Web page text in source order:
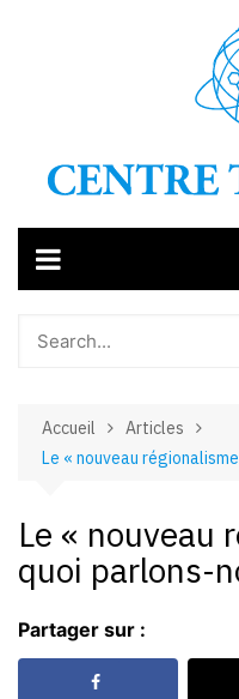
Accueil
Articles
Le « nouveau
Le « nouveau
quoi parlons-
Partager sur :